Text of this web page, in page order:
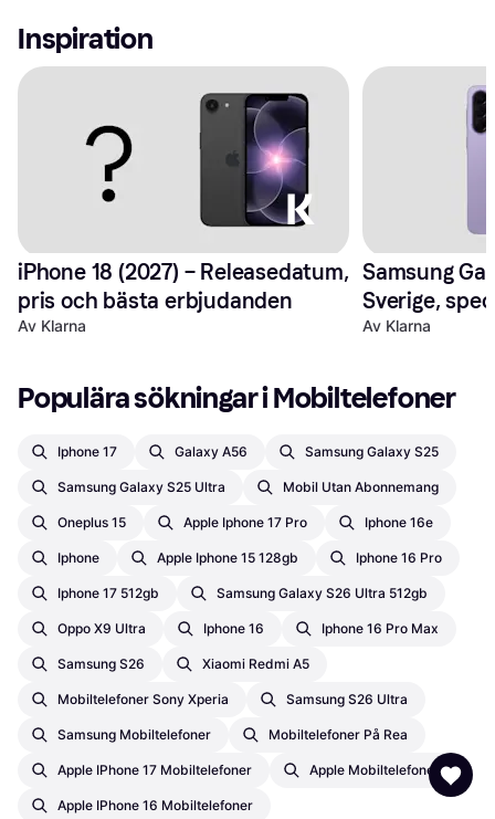
Inspiration
iPhone 18 (2027) – Releasedatum,
pris och bästa erbjudanden
Av Klarna
Samsung
Sverige,
du behöver
Av Klarna
Populära sökningar i Mobiltelefoner
Iphone 17 Galaxy A56 Samsung Galaxy S25
Samsung Galaxy S25 Ultra Mobil Utan Abonnemang
Oneplus 15 Apple Iphone 17 Pro Iphone 16e
Iphone Apple Iphone 15 128gb Iphone 16 Pro
Iphone 17 512gb Samsung Galaxy S26 Ultra 512gb
Oppo X9 Ultra Iphone 16 Iphone 16 Pro Max
Samsung S26 Xiaomi Redmi A5
Mobiltelefoner Sony Xperia Samsung S26 Ultra
Samsung Mobiltelefoner Mobiltelefoner På Rea
Apple IPhone 17 Mobiltelefoner Apple Mobiltelefoner
Apple IPhone 16 Mobiltelefoner